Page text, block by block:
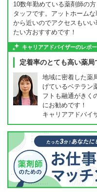
10数年勤めている薬剤師の
タッフです。アットホーム
から近いのでアクセスもい
たい方おすすめです！
キャリアアドバイザーのレポー
定着率のとても高い薬局
地域に密着した薬
げているベテラン
フトも融通がきく
にお勧めです！
キャリアアドバ